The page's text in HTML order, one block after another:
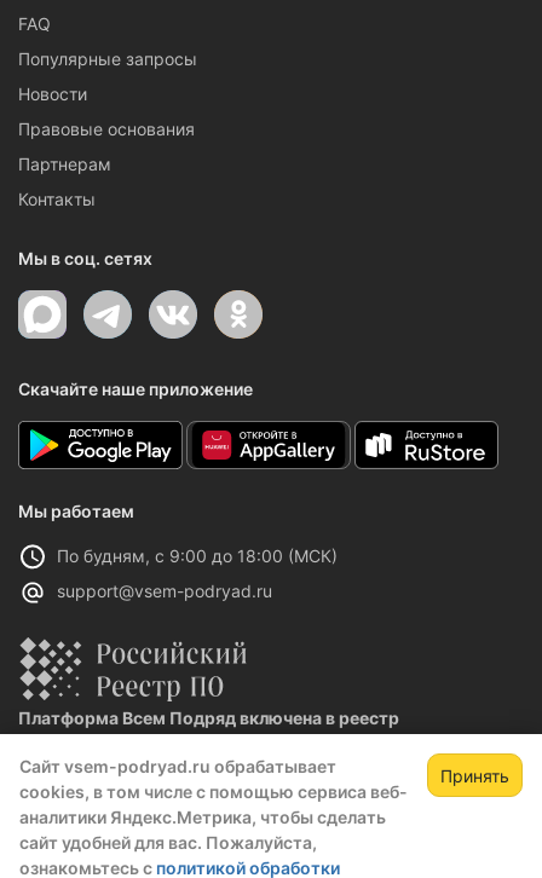
Сайт vsem-podryad.ru обрабатывает
cookies, в том числе с помощью сервиса веб-
аналитики Яндекс.Метрика, чтобы сделать
сайт удобней для вас. Пожалуйста,
ознакомьтесь с политикой обработки
Принять
FAQ
Популярные запросы
Новости
Правовые основания
Партнерам
Контакты
Мы в соц. сетях
Скачайте наше приложение
Мы работаем
По будням, с 9:00 до 18:00 (МСК)
support@vsem-podryad.ru
Платформа Всем Подряд включена в реестр
Реестровая запись №32021 от 06.02.2026
Политика конфиденциальности